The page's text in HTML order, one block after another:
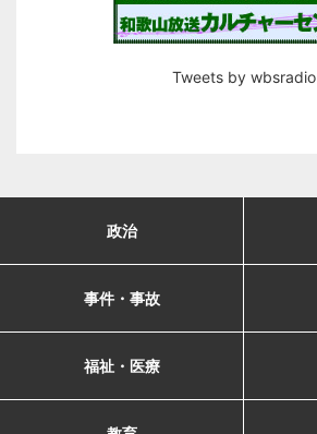
Tweets by wbsradio
政治
事件・事故
福祉・医療